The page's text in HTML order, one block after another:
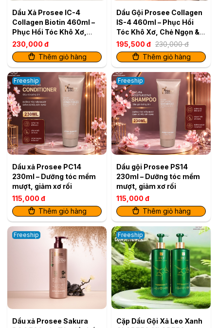
Dầu Xả Prosee IC-4
Collagen Biotin 460ml –
Phục Hồi Tóc Khô Xơ,
Giảm Gãy Rụng
230,000 đ
Thêm giỏ hàng
Dầu Gội Prosee Collagen
IS-4 460ml – Phục Hồi
Tóc Khô Xơ, Chẻ Ngọn &
Gãy Rụng
195,500 đ 230,000 đ
Thêm giỏ hàng
Freeship
Dầu xả Prosee PC14
230ml – Dưỡng tóc mềm
mượt, giảm xơ rối
115,000 đ
Thêm giỏ hàng
Freeship
Dầu gội Prosee PS14
230ml – Dưỡng tóc mềm
mượt, giảm xơ rối
115,000 đ
Thêm giỏ hàng
Freeship
Dầu xả Prosee Sakura
Freeship
Cặp Dầu Gội Xả Leo Xanh